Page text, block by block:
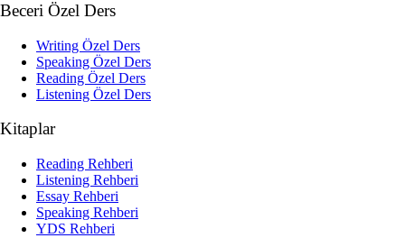
Beceri Özel Ders
Writing Özel Ders
Speaking Özel Ders
Reading Özel Ders
Listening Özel Ders
Kitaplar
Reading Rehberi
Listening Rehberi
Essay Rehberi
Speaking Rehberi
YDS Rehberi